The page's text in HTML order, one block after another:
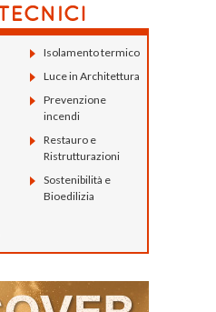
Isolamento termico
Luce in Architettura
Prevenzione
incendi
Restauro e
Ristrutturazioni
Sostenibilità e
Bioedilizia